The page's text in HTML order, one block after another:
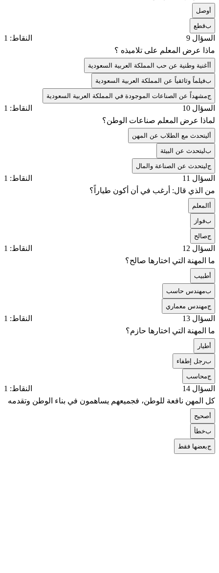
وصل
بقطع
السؤال 9
النقاط: 1
ماذا عرض المعلم على تلاميذه ؟
أغنية وطنية عن حب المملكة العربية السعودية
بفيلماً وثائقياً عن المملكة العربية السعودية
جمشهداً عن الصناعات الموجودة في المملكة العربية السعودية
السؤال 10
النقاط: 1
لماذا عرض المعلم صناعات الوطن؟
ليتحدث مع الطلاب عن المهن
بليتحدث عن البيئة
جليتحدث عن الصناعة والمال
السؤال 11
النقاط: 1
من الذي قال: أرغب في أن أكون طياراً؟
المعلم
بفواز
جصالح
السؤال 12
النقاط: 1
ما المهنة التي اختارها صالح؟
طبيب
بمهندس حاسب
جمهندس معماري
السؤال 13
النقاط: 1
ما المهنة التي اختارها حازم؟
طيار
برجل إطفاء
جمحاسب
السؤال 14
النقاط: 1
كل المهن نافعة للوطن، فجميعهم يساهمون في بناء الوطن وتقدمه
صحيح
بخطأ
جبعضها فقط